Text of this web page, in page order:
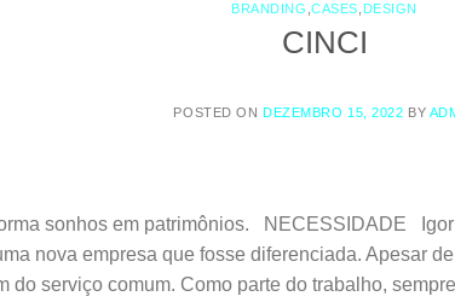
BRANDING ,CASES DESIGN
CINCI
POSTED ON DEZEMBRO 15, 2022 BY
sonhos em patrimônios. NECESSIDADE
nova empresa que fosse diferenciada. Apesar
do serviço comum. Como parte do trabalho,